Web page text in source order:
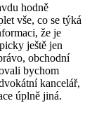
hodně
vše, co se týká
že je
ještě jen
obchodní
bychom
kancelář,
úplně jiná.